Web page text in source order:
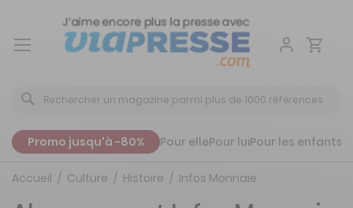
Aller
Promo jusqu'à -80% Pour ellePour luiPour les enfants
Accueil Culture Histoire Infos Monnaie